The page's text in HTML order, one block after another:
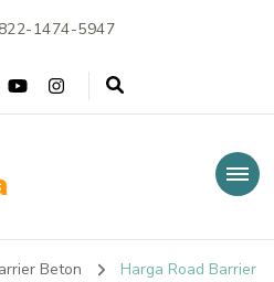
1474-5947
Precast
Beton
Harga Road Barrier